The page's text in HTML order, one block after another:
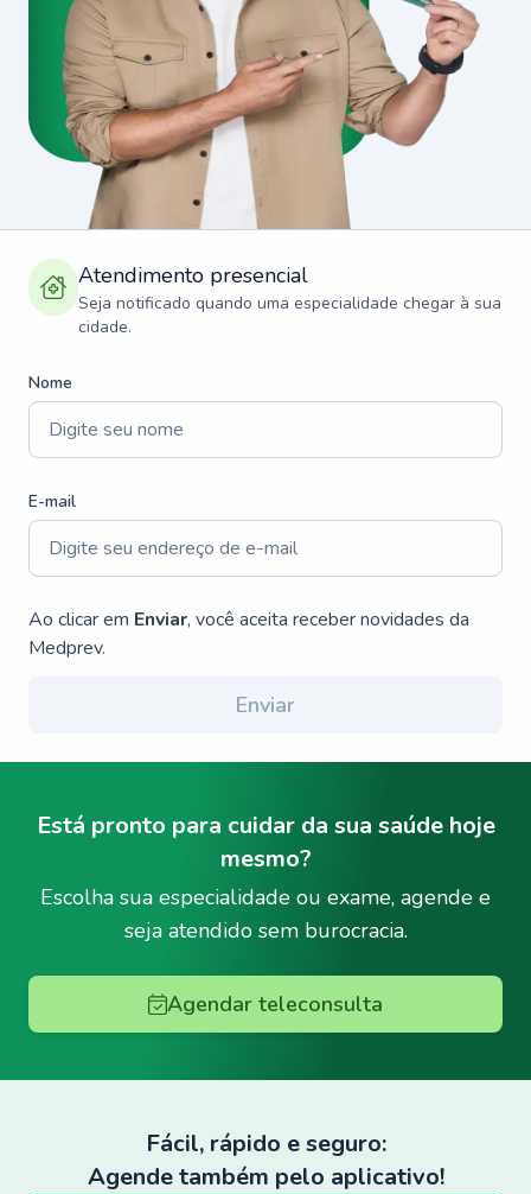
Atendimento presencial
Seja notificado quando uma especialidade chegar à sua
cidade.
Nome
E-mail
Ao clicar em Enviar, você aceita receber novidades da
Medprev.
Enviar
Está pronto para cuidar da sua saúde hoje
mesmo?
Escolha sua especialidade ou exame, agende e
seja atendido sem burocracia.
Agendar teleconsulta
Fácil, rápido e seguro:
Agende também pelo aplicativo!